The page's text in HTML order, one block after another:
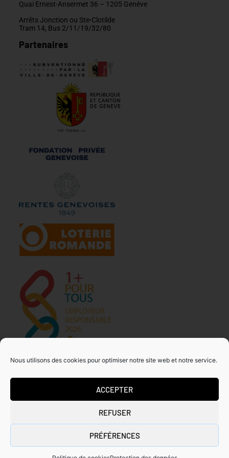
Nous utilisons des cookies pour optimiser notre site web et notre service.
ACCEPTER
REFUSER
PRÉFÉRENCES
Quai Ernest-Ansermet 36 – 1205 Genève
Arrêts Jonction ou Ste-Clotilde
Tram 14, Bus 2/11/19/32/80
Partenaires